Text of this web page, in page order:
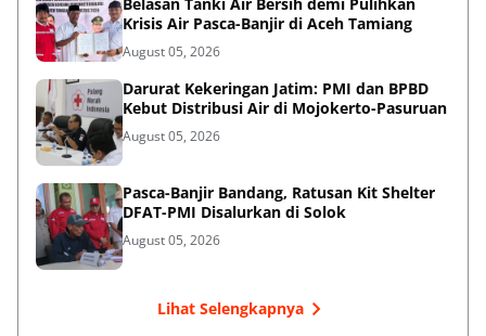
Krisis Air Pasca-Banjir di Aceh Tamiang
August 05, 2026
Darurat Kekeringan Jatim: PMI dan BPBD
Kebut Distribusi Air di Mojokerto-Pasuruan
August 05, 2026
Pasca-Banjir Bandang, Ratusan Kit Shelter
DFAT-PMI Disalurkan di Solok
August 05, 2026
Lihat Selengkapnya